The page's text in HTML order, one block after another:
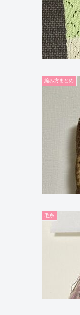
編み方まとめ
毛糸